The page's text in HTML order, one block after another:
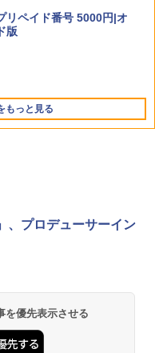
り取れるクリアカード)
限定特典+特典】SILENT
アクリルキーホルダー+
リペイド番号 5000円|オ
版
もっと見る
ジタル・エディション
-PS5 【特典】
ド 封入
カード 10,000円 デジ
ド]
カード 1,000円 デジタ
ギフトカード】 [オ
]
刃」無限城編 第一章 猗
刃」無限城編 第一章 猗
[DVD]
、プロデューサーイン
を優先表示させる